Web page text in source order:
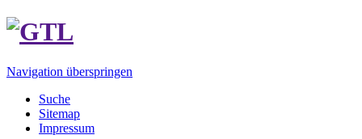
Navigation überspringen
Suche
Sitemap
Impressum